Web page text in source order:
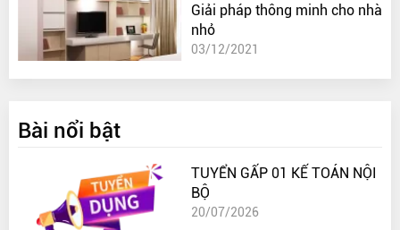
Giải pháp thông minh cho nhà
nhỏ
03/12/2021
Bài nổi bật
TUYỂN GẤP 01 KẾ TOÁN NỘI
BỘ
20/07/2026